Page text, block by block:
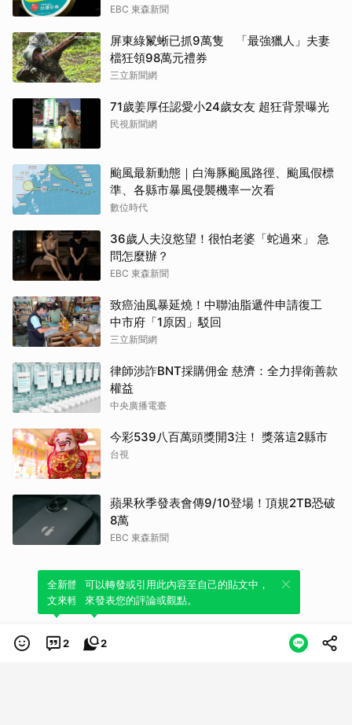
EBC 東森新聞
屏東綠鬣蜥已抓9萬隻 「最強獵人」夫妻
檔狂領98萬元禮券
三立新聞網
71歲姜厚任認愛小24歲女友 超狂背景曝光
民視新聞網
颱風最新動態｜白海豚颱風路徑、颱風假標
準、各縣市暴風侵襲機率一次看
數位時代
36歲人夫沒慾望！很怕老婆「蛇過來」 急
問怎麼辦？
EBC 東森新聞
致癌油風暴延燒！中聯油脂遞件申請復工
中市府「1原因」駁回
三立新聞網
律師涉詐BNT採購佣金 慈濟：全力捍衛善款
權益
中央廣播電臺
今彩539八百萬頭獎開3注！ 獎落這2縣市
台視
蘋果秋季發表會傳9/10登場！頂規2TB恐破
8萬
EBC 東森新聞
2
全新體驗！一鍵引用此內容，透過發布貼
文來輕鬆表達個人立場。
2
可以轉發或引用此內容至自己的貼文中，
來發表您的評論或觀點。